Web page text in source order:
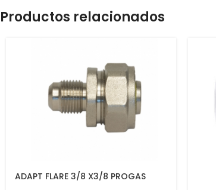
Productos relacionados
ADAPT FLARE 3/8 X3/8 PROGAS